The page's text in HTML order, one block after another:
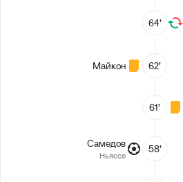
64’
62’
Майкон
61’
58’
Самедов
Ньяссе